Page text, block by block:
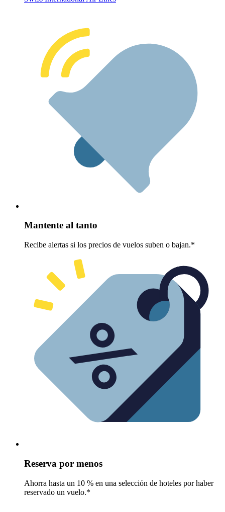
Mantente al tanto
Recibe alertas si los precios de vuelos suben o bajan.*
Reserva por menos
Ahorra hasta un 10 % en una selección de hoteles por haber
reservado un vuelo.*